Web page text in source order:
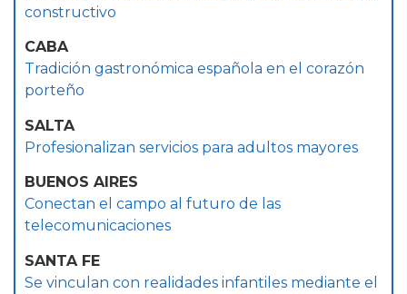
constructivo
CABA
Tradición gastronómica española en el corazón
porteño
SALTA
Profesionalizan servicios para adultos mayores
BUENOS AIRES
Conectan el campo al futuro de las
telecomunicaciones
SANTA FE
Se vinculan con realidades infantiles mediante el